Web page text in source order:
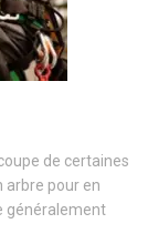
de certaines
arbre pour en
généralement